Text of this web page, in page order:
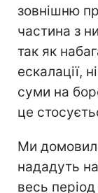
зовнішню
частина з
так як
ескалації,
суми на
це
Ми
нададуть
весь